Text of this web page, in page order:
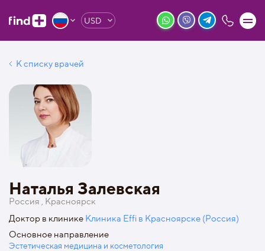
USD
К списку врачей
Наталья Залевская
Россия , Красноярск
Доктор в клинике Клиника Effi в Красноярске (Россия)
Основное направление
Эстетическая медицина и косметология